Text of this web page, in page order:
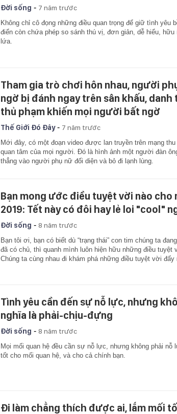
Đời sống - 7 năm trước
Không chỉ cô đọng những điều quan trọng để giữ tình yêu
điển còn chứa phép so sánh thú vị, đơn giản, dễ hiểu, hữu
lứa.
Tham gia trò chơi hôn nhau, người
ngờ bị đánh ngay trên sân khấu, danh
thủ phạm khiến mọi người bất ngờ
Thế Giới Đó Đây- 7 năm trước
Mới đây, có một đoạn video được lan truyền trên mạng
quan tâm của mọi người. Đó là hình ảnh một người đàn
thẳng vào người phụ nữ đối diện và bỏ đi lạnh lùng.
Bạn mong ước điều tuyệt vời nào cho
2019: Tết này có đôi hay lẻ loi "cool"
Đời sống - 8 năm trước
Bạn tôi ơi, bạn có biết dù “trạng thái” con tim chúng ta
đã có chủ, thì quanh mình luôn hiện hữu những điều tuyệt
Chúng ta cùng nhau đi khám phá những điều tuyệt vời đấy
Tình yêu cần đến sự nỗ lực, nhưng
nghĩa là phải-chịu-đựng
Đời sống - 8 năm trước
Mọi mối quan hệ đều cần sự nỗ lực, nhưng không phải nỗ
tốt cho mối quan hệ, và cho cả chính bạn.
Đi làm chẳng thích được ai, lắm mối